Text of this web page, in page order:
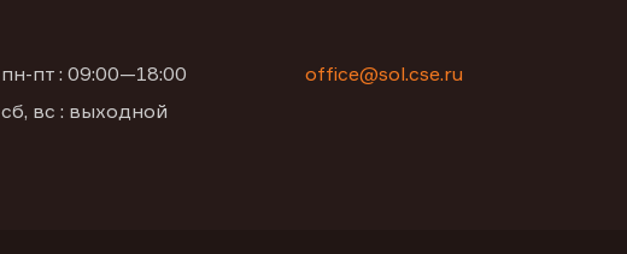
пн-пт : 09:00—18:00
сб, вс : выходной
office@sol.cse.ru